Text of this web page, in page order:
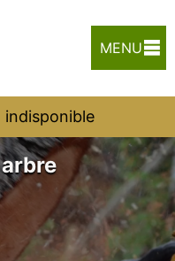
MENU
indisponible